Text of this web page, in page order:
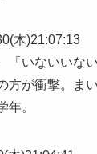
木)21:07:13
「いないいな
方が衝撃。ま
年。